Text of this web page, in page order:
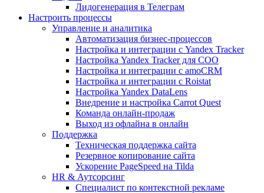
Лидогенерация в Телеграм
Настроить процессы
Управление и аналитика
Автоматизация бизнес-процессов
Настройка и интеграции с Yandex Tracker
Настройка Yandex Tracker для СОО
Настройка и интеграции с amoCRM
Настройка и интеграции с Roistat
Настройка Yandex DataLens
Внедрение и настройка Carrot Quest
Команда онлайн-продаж
Выход из офлайна в онлайн
Поддержка
Техническая поддержка сайта
Резервное копирование сайта
Ускорение PageSpeed на Tilda
HR & Аутсорсинг
Специалист по контекстной рекламе